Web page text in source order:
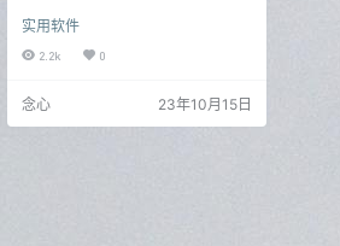
成，还支持图生图功能，念心就简
单的给大家演示一下。 念心在软件
动生成出来一张小猫图片，效果还
是蛮不错的。 软件还有很多提示词
实用软件
2.2k 0
念心 23年10月15日